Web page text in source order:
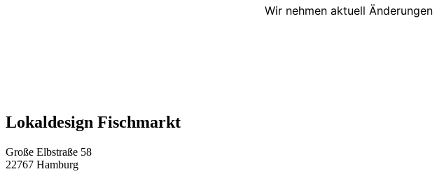
Wir nehmen aktuell
Lokaldesign Fischmarkt
Große Elbstraße 58
22767 Hamburg